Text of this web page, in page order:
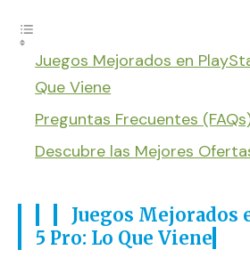
Juegos Mejorados en
Que Viene
Preguntas Frecuentes
Descubre las Mejores
Juegos Mejorados
5 Pro: Lo Que Viene